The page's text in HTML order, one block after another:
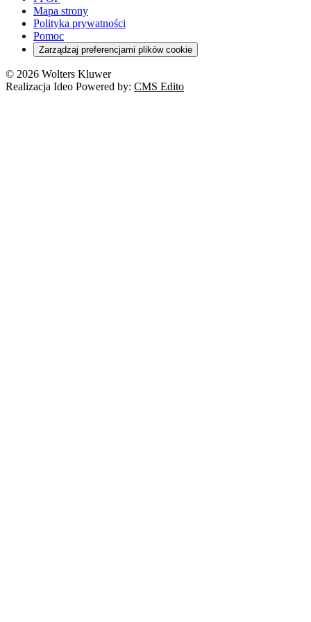
Cło
Deregulacja
Cyberbezpieczeństwo
Franczyza
Prawo autorskie
Turystyka
Orzeczenia
RODO
Mapa strony
Polityka prywatności
Pomoc
Zarządzaj preferencjami plików cookie
© 2026 Wolters Kluwer
Realizacja Ideo Powered by: CMS Edito